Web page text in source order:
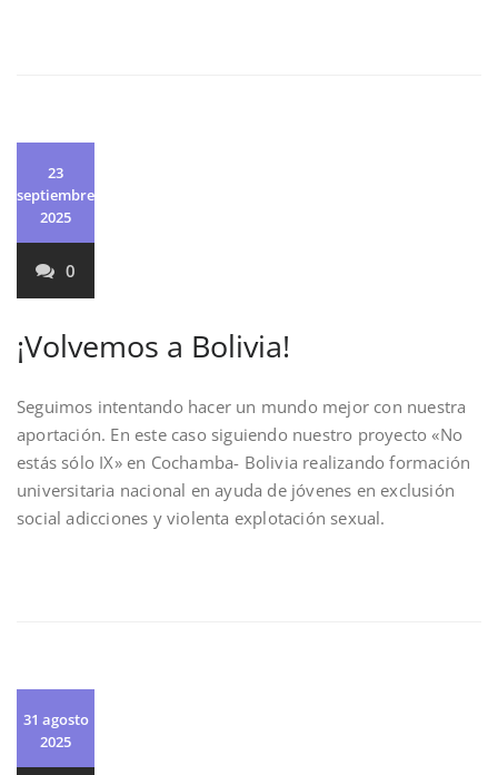
23
septiembre
2025
0
¡Volvemos a Bolivia!
Seguimos intentando hacer un mundo mejor con nuestra
aportación. En este caso siguiendo nuestro proyecto «No
estás sólo IX» en Cochamba- Bolivia realizando formación
universitaria nacional en ayuda de jóvenes en exclusión
social adicciones y violenta explotación sexual.
31 agosto
2025